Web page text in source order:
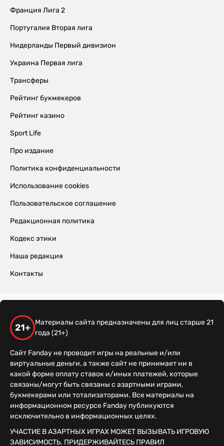
Франция Лига 2
Португалия Вторая лига
Нидерланды Первый дивизион
Украина Первая лига
Трансферы
Рейтинг букмекеров
Рейтинг казино
Sport Life
Про издание
Политика конфиденциальности
Использование cookies
Пользовательское соглашение
Редакционная политика
Кодекс этики
Наша редакция
Контакты
21+
Материалы сайта предназначены для лиц старше 21
года (21+)
Сайт Fanday не проводит игры на реальные и/или
виртуальные деньги, а также сайт не принимает ни в
какой форме оплату ставок и/иных платежей, которые
связаны/могут быть связаны с азартными играми,
букмекерами или тотализаторами. Все материалы на
информационном ресурсе Fanday публикуются
исключительно в информационных целях.
УЧАСТИЕ В АЗАРТНЫХ ИГРАХ МОЖЕТ ВЫЗЫВАТЬ ИГРОВУЮ
ЗАВИСИМОСТЬ. ПРИДЕРЖИВАЙТЕСЬ ПРАВИЛ